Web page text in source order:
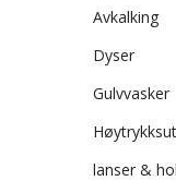
Avkalking
Dyser
Gulvvasker
lanser &